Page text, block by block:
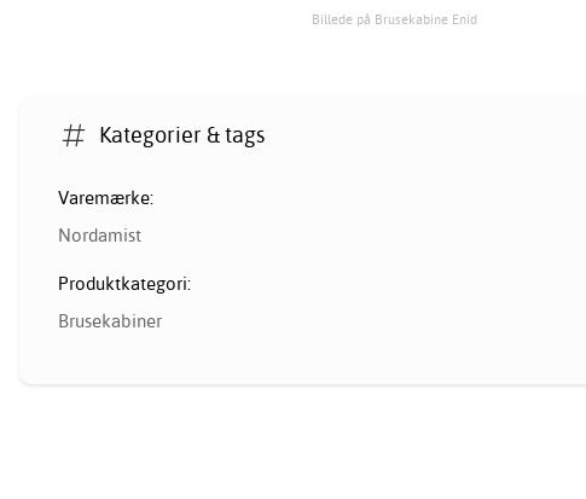
Billede på Brusekabine Enid
Kategorier & tags
Varemærke:
Nordamist
Produktkategori:
Brusekabiner